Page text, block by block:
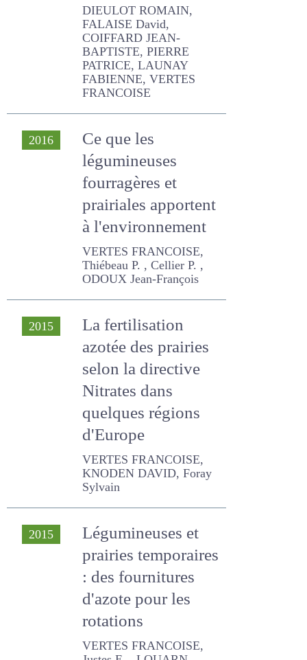
David, COIFFARD JEAN-
BAPTISTE, PIERRE PATRICE,
LAUNAY FABIENNE, VERTES
FRANCOISE
Ce que les
légumineuses
fourragères et
prairiales apportent
à l'environnement
VERTES FRANCOISE,
Thiébeau P. , Cellier P. ,
ODOUX Jean-François
La fertilisation
azotée des prairies
selon la directive
Nitrates dans
quelques régions
d'Europe
VERTES FRANCOISE,
KNODEN DAVID, Foray
Sylvain
Légumineuses et
prairies
temporaires : des
fournitures d'azote
pour les rotations
VERTES FRANCOISE, Justes
E. , LOUARN GAËTAN,
Jeuffroy M.-H. , Voisin A.-S.